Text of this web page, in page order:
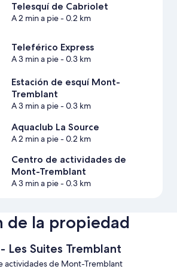
Telesquí de Cabriolet
A 2 min a pie- 0.2 km
Teleférico Express
A 3 min a pie- 0.3 km
Estación de esquí Mont-
Tremblant
A 3 min a pie- 0.3 km
Aquaclub La Source
A 2 min a pie- 0.2 km
Centro de actividades de
Mont-Tremblant
A 3 min a pie- 0.3 km
de la propiedad
Les Suites Tremblant
actividades de Mont-Tremblant